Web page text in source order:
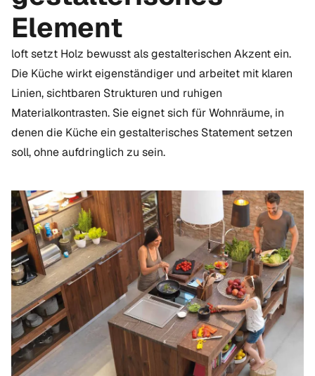
Element
loft setzt Holz bewusst als gestalterischen Akzent ein.
Die Küche wirkt eigenständiger und arbeitet mit klaren
Linien, sichtbaren Strukturen und ruhigen
Materialkontrasten. Sie eignet sich für Wohnräume, in
denen die Küche ein gestalterisches Statement setzen
soll, ohne aufdringlich zu sein.